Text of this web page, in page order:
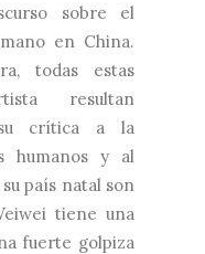
sobre el
en China.
todas estas
resultan
su crítica a la
humanos y al
país natal son
tiene una
fuerte golpiza